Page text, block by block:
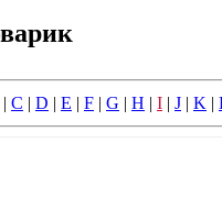
| C | D | E | F | G | H | I | J | K |